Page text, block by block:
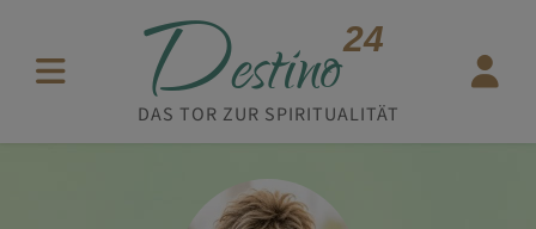
Destino24
DAS TOR ZUR SPIRITUALITÄT